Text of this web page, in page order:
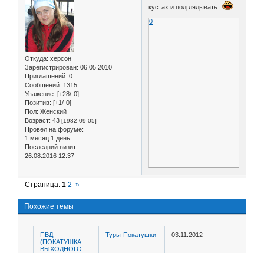
Откуда: херсон
Зарегистрирован: 06.05.2010
Приглашений: 0
Сообщений: 1315
Уважение: [+28/-0]
Позитив: [+1/-0]
Пол: Женский
Возраст: 43 [1982-09-05]
Провел на форуме:
1 месяц 1 день
Последний визит:
26.08.2016 12:37
кустах и подглядывать
0
Страница:1 2 »
Похожие темы
ПВД
(ПОКАТУШКА
ВЫХОДНОГО
Туры-Покатушки 03.11.2012